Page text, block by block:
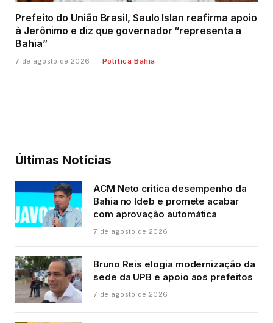
Prefeito do União Brasil, Saulo Islan reafirma apoio
à Jerônimo e diz que governador “representa a
Bahia”
7 de agosto de 2026 Política Bahia
Últimas Notícias
ACM Neto critica desempenho da
Bahia no Ideb e promete acabar
com aprovação automática
7 de agosto de 2026
Bruno Reis elogia modernização da
sede da UPB e apoio aos prefeitos
7 de agosto de 2026